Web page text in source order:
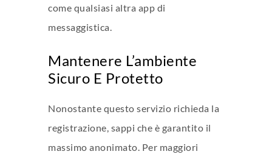
come qualsiasi altra app di
messaggistica.
Mantenere L’ambiente
Sicuro E Protetto
Nonostante questo servizio richieda la
registrazione, sappi che è garantito il
massimo anonimato. Per maggiori